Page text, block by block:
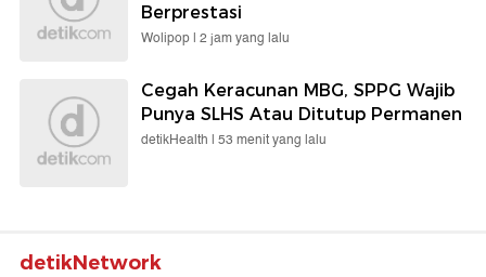
Berprestasi
Wolipop | 2 jam yang lalu
Cegah Keracunan MBG, SPPG Wajib
Punya SLHS Atau Ditutup Permanen
detikHealth | 53 menit yang lalu
detikNetwork